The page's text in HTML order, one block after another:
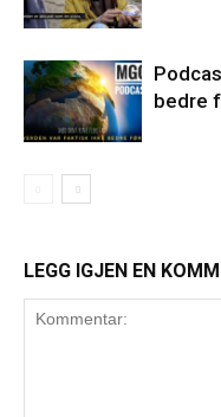
bedre
LEGG IGJEN EN